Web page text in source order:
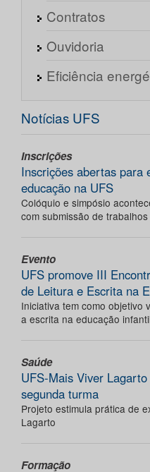
Contratos
Ouvidoria
Eficiência
Notícias UFS
Inscrições
Inscrições abertas para
educação na UFS
Colóquio e simpósio
com submissão de
Evento
UFS promove III
de Leitura e Escrita na
Iniciativa tem como objetivo
a escrita na educação infantil
Saúde
UFS-Mais Viver
segunda turma
Projeto estimula prática de
Lagarto
Formação